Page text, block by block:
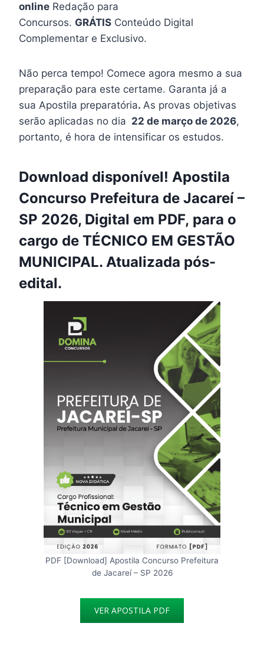
online Redação para
Concursos. GRÁTIS Conteúdo Digital
Complementar e Exclusivo.
Não perca tempo! Comece agora mesmo a sua
preparação para este certame. Garanta já a
sua Apostila preparatória. As provas objetivas
serão aplicadas no dia 22 de março de 2026,
portanto, é hora de intensificar os estudos.
Download disponível! Apostila
Concurso Prefeitura de Jacareí –
SP 2026, Digital em PDF, para o
cargo de TÉCNICO EM GESTÃO
MUNICIPAL. Atualizada pós-
edital.
PDF [Download] Apostila Concurso Prefeitura
de Jacareí – SP 2026
VER APOSTILA PDF